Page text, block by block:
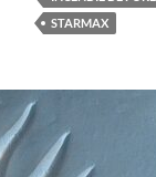
STARMAX